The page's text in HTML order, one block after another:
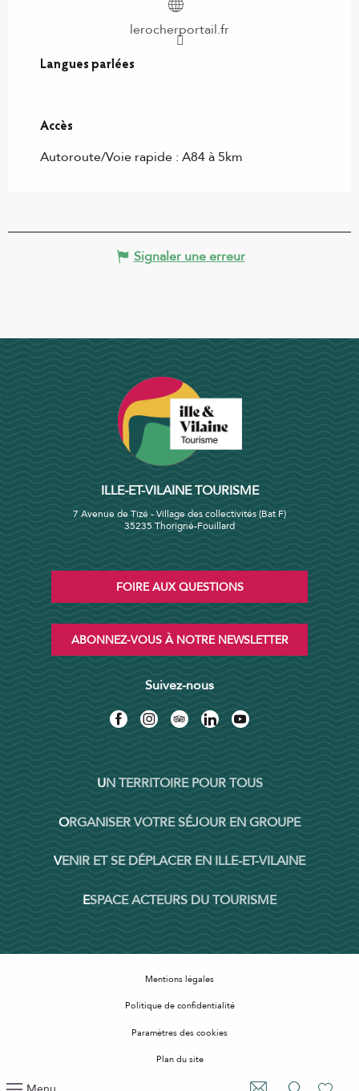
lerocherportail.fr
Langues parlées
Langues parlées
Accès
Accès
Autoroute/Voie rapide : A84 à 5km
Signaler une erreur
ILLE-ET-VILAINE TOURISME
7 Avenue de Tizé - Village des collectivités (Bat F)
35235 Thorigné-Fouillard
FOIRE AUX QUESTIONS
ABONNEZ-VOUS À NOTRE NEWSLETTER
Suivez-nous
UN TERRITOIRE POUR TOUS
ORGANISER VOTRE SÉJOUR EN GROUPE
VENIR ET SE DÉPLACER EN ILLE-ET-VILAINE
ESPACE ACTEURS DU TOURISME
Mentions légales
Politique de confidentialité
Paramètres des cookies
Plan du site